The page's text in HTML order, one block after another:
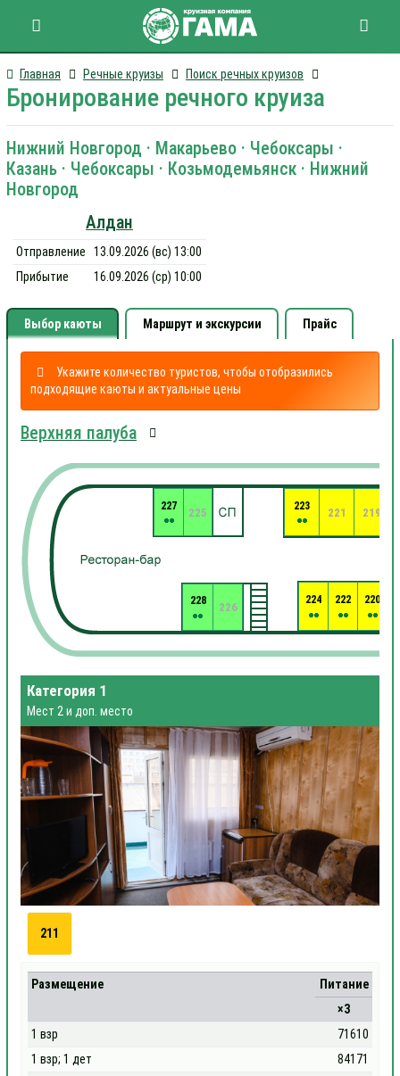
Главная Речные круизы Поиск речных круизов
Бронирование речного круиза
Нижний Новгород · Макарьево · Чебоксары ·
Казань · Чебоксары · Козьмодемьянск · Нижний
Новгород
Алдан
Отправление
13.09.2026 (вс) 13:00
Прибытие
16.09.2026 (ср) 10:00
Выбор каюты Маршрут и экскурсии Прайс
Укажите количество туристов, чтобы отобразились
подходящие каюты и актуальные цены
Верхняя палуба
219
220
221
222
223
224
225
226
227
228
Категория 1
Мест 2 и доп. место
211
Размещение
Питание
×3
1 взр
71610
1 взр; 1 дет
84171